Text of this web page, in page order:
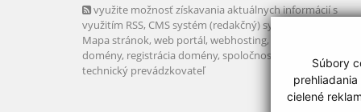
Súbory
cielené
využite možnosť získavania aktuálnych informácií s
využitím RSS, CMS systém (redakčný) systém ECHELON 2,
Mapa stránok, web portál, webhosting,
domény, registrácia domény, spoločnosť webex.digital,
technický prevádzkovateľ